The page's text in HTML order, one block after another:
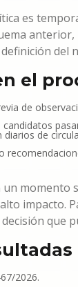
es
del
el
de
de
un momento
impacto.
que
2026.